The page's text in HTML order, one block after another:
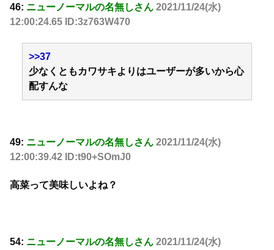
46: ニューノーマルの名無しさん 2021/11/24(水)
12:00:24.65 ID:3z763W470
>>37
少なくともカワサキよりはユーザーが多いから心
配すんな
49: ニューノーマルの名無しさん 2021/11/24(水)
12:00:39.42 ID:t90+SOmJ0
高菜って美味しいよね？
54: ニューノーマルの名無しさん 2021/11/24(水)